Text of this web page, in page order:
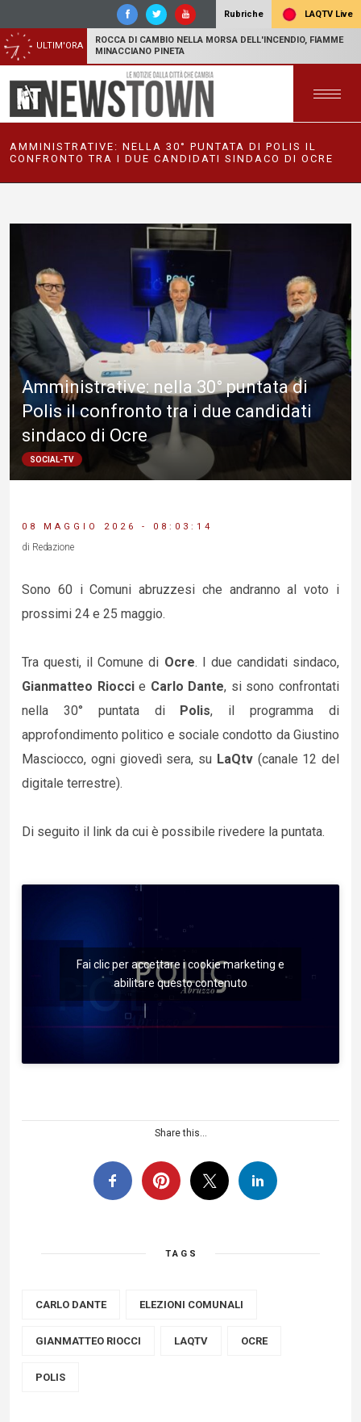
Rubriche LAQTV Live
ULTIM'ORA
ROCCA DI CAMBIO NELLA MORSA DELL'INCENDIO, FIAMME
MINACCIANO PINETA
AMMINISTRATIVE: NELLA 30° PUNTATA DI POLIS IL
CONFRONTO TRA I DUE CANDIDATI SINDACO DI OCRE
Amministrative: nella 30° puntata di
Polis il confronto tra i due candidati
sindaco di Ocre
SOCIAL-TV
08 MAGGIO 2026 - 08:03:14
di Redazione
Sono 60 i Comuni abruzzesi che andranno al voto i
prossimi 24 e 25 maggio.
Tra questi, il Comune di Ocre. I due candidati sindaco,
Gianmatteo Rioccie Carlo Dante, si sono confrontati
nella 30° puntata di Polis, il programma di
approfondimento politico e sociale condotto da Giustino
Masciocco, ogni giovedì sera, su LaQtv (canale 12 del
digitale terrestre).
Di seguito il link da cui è possibile rivedere la puntata.
Fai clic per accettare i cookie marketing e
abilitare questo contenuto
Share this...
TAGS
CARLO DANTE ELEZIONI COMUNALI
GIANMATTEO RIOCCI LAQTV OCRE
POLIS